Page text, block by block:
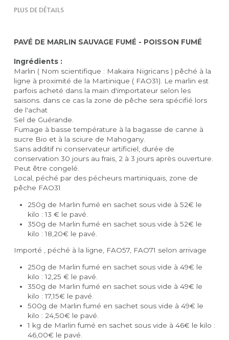
PLUS DE DÉTAILS
PAVÉ DE MARLIN SAUVAGE FUMÉ - POISSON FUMÉ
Ingrédients :
Marlin ( Nom scientifique : Makaira Nigricans ) pêché à la
ligne à proximité de la Martinique ( FAO31). Le marlin est
parfois acheté dans la main d'importateur selon les
saisons. dans ce cas la zone de pêche sera spécifié lors
de l'achat
Sel de Guérande.
Fumage à basse température à la bagasse de canne à
sucre Bio et à la sciure de Mahogany.
Sans additif ni conservateur artificiel, durée de
conservation 30 jours au frais, 2 à 3 jours après ouverture.
Peut être congelé.
Local, péché par des pécheurs martiniquais, zone de
pêche FAO31
250g de Marlin fumé en sachet sous vide à 52€ le
kilo : 13 € le pavé.
350g de Marlin fumé en sachet sous vide à 52€ le
kilo : 18,20€ le pavé.
Importé , péché à la ligne, FAO57, FAO71 selon arrivage
250g de Marlin fumé en sachet sous vide à 49€ le
kilo : 12,25 € le pavé.
350g de Marlin fumé en sachet sous vide à 49€ le
kilo : 17,15€ le pavé.
500g de Marlin fumé en sachet sous vide à 49€ le
kilo : 24,50€ le pavé.
1 kg de Marlin fumé en sachet sous vide à 46€ le kilo :
46,00€ le pavé.